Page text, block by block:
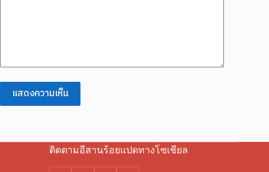
แสดงความเห็น
ติดตามอีสานร้อยแปดทางโซเชียล